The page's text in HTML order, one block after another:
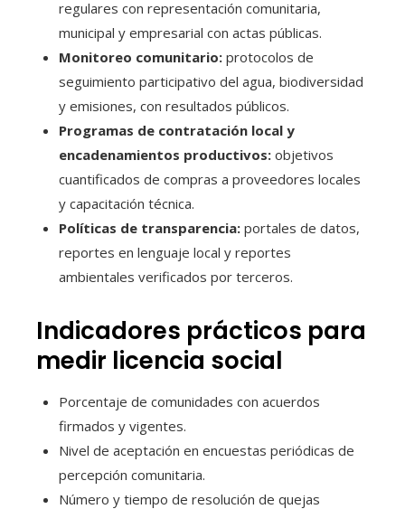
regulares con representación comunitaria,
municipal y empresarial con actas públicas.
Monitoreo comunitario: protocolos de
seguimiento participativo del agua, biodiversidad
y emisiones, con resultados públicos.
Programas de contratación local y
encadenamientos productivos: objetivos
cuantificados de compras a proveedores locales
y capacitación técnica.
Políticas de transparencia: portales de datos,
reportes en lenguaje local y reportes
ambientales verificados por terceros.
Indicadores prácticos para
medir licencia social
Porcentaje de comunidades con acuerdos
firmados y vigentes.
Nivel de aceptación en encuestas periódicas de
percepción comunitaria.
Número y tiempo de resolución de quejas